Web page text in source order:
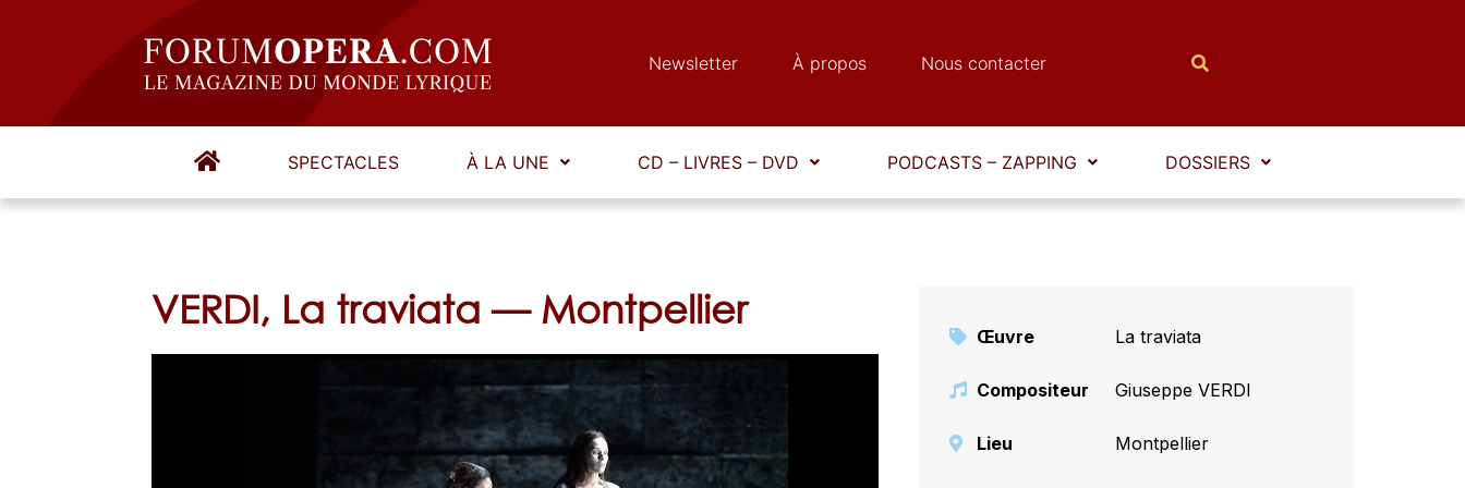
Newsletter À propos Nous contacter
SPECTACLES À LA UNE CD – LIVRES – DVD PODCASTS – ZAPPING DOSSIERS
VERDI, La traviata — Montpellier
Œuvre La traviata
Compositeur Giuseppe VERDI
Lieu Montpellier